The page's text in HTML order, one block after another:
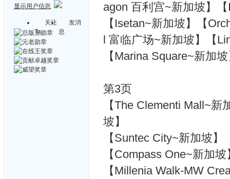
显示用户信息
关注
Ta
发消
息
agon 百利宫~新加坡】
【Isetan~新加坡】【
l 富临广场~新加坡】【
【Marina Square~新加
第3页
【The Clementi Mall~
坡】
【Suntec City~新加坡
【Compass One~新加
【Millenia Walk-MW